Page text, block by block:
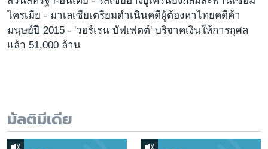
ไครเมีย - มาเลเซียเตรียมดำเนินคดีผู้ต้องหาไทยคดีค้า
มนุษย์ปี 2015 - 'วอร์เรน บัฟเฟตต์' บริจาคเงินให้การกุศล
แล้ว 51,000 ล้าน
มัลติมีเดีย